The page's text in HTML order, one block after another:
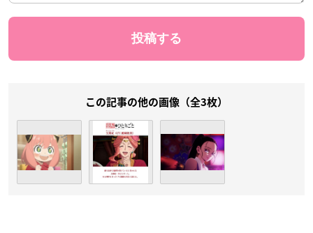
この記事の他の画像（全3枚）